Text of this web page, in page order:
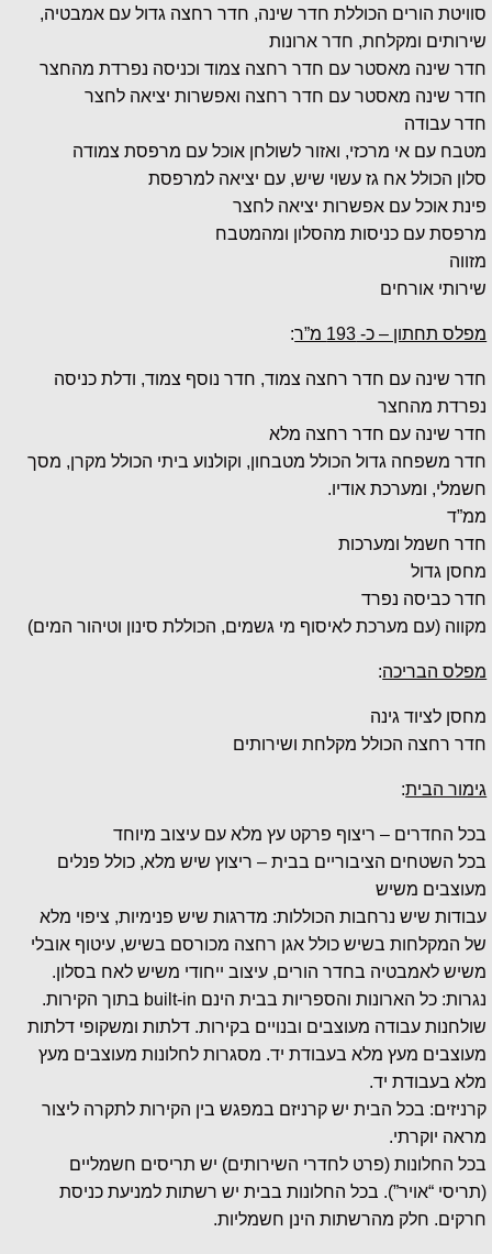
סוויטת הורים הכוללת חדר שינה, חדר רחצה גדול עם אמבטיה,
שירותים ומקלחת, חדר ארונות
חדר שינה מאסטר עם חדר רחצה צמוד וכניסה נפרדת מהחצר
חדר שינה מאסטר עם חדר רחצה ואפשרות יציאה לחצר
חדר עבודה
מטבח עם אי מרכזי, ואזור לשולחן אוכל עם מרפסת צמודה
סלון הכולל אח גז עשוי שיש, עם יציאה למרפסת
פינת אוכל עם אפשרות יציאה לחצר
מרפסת עם כניסות מהסלון ומהמטבח
מזווה
שירותי אורחים
מפלס תחתון – כ- 193 מ”ר :
חדר שינה עם חדר רחצה צמוד, חדר נוסף צמוד, ודלת כניסה
נפרדת מהחצר
חדר שינה עם חדר רחצה מלא
חדר משפחה גדול הכולל מטבחון, וקולנוע ביתי הכולל מקרן, מסך
חשמלי, ומערכת אודיו.
ממ”ד
חדר חשמל ומערכות
מחסן גדול
חדר כביסה נפרד
מקווה (עם מערכת לאיסוף מי גשמים, הכוללת סינון וטיהור המים)
מפלס הבריכה:
מחסן לציוד גינה
חדר רחצה הכולל מקלחת ושירותים
גימור הבית:
בכל החדרים – ריצוף פרקט עץ מלא עם עיצוב מיוחד
בכל השטחים הציבוריים בבית – ריצוץ שיש מלא, כולל פנלים
מעוצבים משיש
עבודות שיש נרחבות הכוללות: מדרגות שיש פנימיות, ציפוי מלא
של המקלחות בשיש כולל אגן רחצה מכורסם בשיש, עיטוף אובלי
משיש לאמבטיה בחדר הורים, עיצוב ייחודי משיש לאח בסלון.
נגרות: כל הארונות והספריות בבית הינם built-in בתוך הקירות.
שולחנות עבודה מעוצבים ובנויים בקירות. דלתות ומשקופי דלתות
מעוצבים מעץ מלא בעבודת יד. מסגרות לחלונות מעוצבים מעץ
מלא בעבודת יד.
קרניזים: בכל הבית יש קרניזם במפגש בין הקירות לתקרה ליצור
מראה יוקרתי.
בכל החלונות (פרט לחדרי השירותים) יש תריסים חשמליים
(תריסי “אויר”). בכל החלונות בבית יש רשתות למניעת כניסת
חרקים. חלק מהרשתות הינן חשמליות.